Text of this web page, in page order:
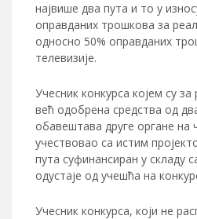
највише два пута и то у
оправданих трошкова за
односно 50% оправданих
телевизије.
Учесник конкурса којем су за
већ одобрена средства од
обавештава друге органе на
учествовао са истим
пута суфинансиран у складу
одустаје од учешћа на
Учесник конкурса, који не